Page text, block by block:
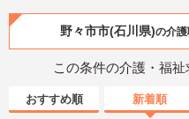
野々市市(石川県)の介
この条件の介護・福祉
おすすめ順 新着順